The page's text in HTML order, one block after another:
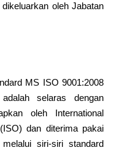
oleh Jabatan
MS ISO 9001:2008
selaras dengan
oleh International
dan diterima pakai
siri-siri standard